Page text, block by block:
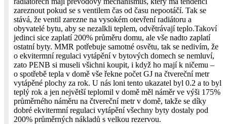
zareznout pokud se s ventilem čas od času nepootáčí. Tak se
stává, že ventil zarezne na vysokém otevření radiátoru a
obyvatelé bytu, aby se nezalkli teplem, odvětrávají teplo.Takoví
jedinci sice zaplatí 200% průměru domu, ale vše nadto zaplatí
ostatní byty. MMR potřebuje samotné osvětu, tak se nedivím, že
o ekvitermní regulaci vytápění v bytových domech se nemluví,
zato PENB si museli všichni koupit, i když ho mají k ničemu –
o spotřebě tepla v domě vše řekne počet GJ na čtvereční metr
vytápěné plochy za rok. U nás loni tento ukazatel byl 0.2 a to byl
teplý rok a jen největší teplomil v domě měl náměr ve výši 175%
průměrného náměru na čtvereční metr v domě, takže se díky
dobré ekvitermní regulaci vytápění všechny byty dostaly pod
200% průměrných nákladů s velkou rezervou.